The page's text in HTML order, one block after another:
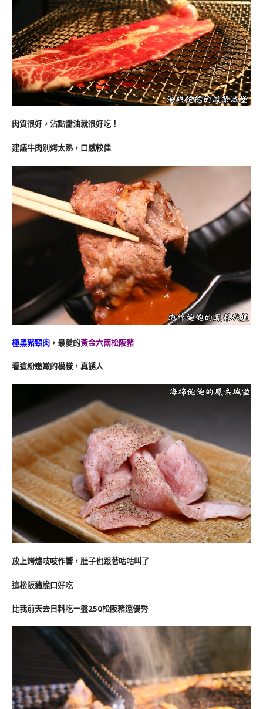
肉質很好，沾點醬油就很好吃！
建議牛肉別烤太熟，口感較佳
極黑豬頸肉 ，最愛的黃金六兩松阪豬
看這粉嫩嫩的模樣，真誘人
放上烤爐吱吱作響，肚子也跟著咕咕叫了
這松阪豬脆口好吃
比我前天去日料吃ㄧ盤250松阪豬還優秀